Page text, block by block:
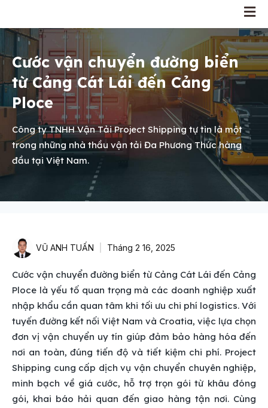
Cước vận chuyển đường biển
từ Cảng Cát Lái đến Cảng
Ploce
Công ty TNHH Vận Tải Project Shipping tự tin là một
trong những nhà thầu vận tải Đa Phương Thức hàng
đầu tại Việt Nam.
VŨ ANH TUẤN Tháng 2 16, 2025
Cước vận chuyển đường biển từ Cảng Cát Lái đến Cảng
Ploce là yếu tố quan trọng mà các doanh nghiệp xuất
nhập khẩu cần quan tâm khi tối ưu chi phí logistics. Với
tuyến đường kết nối Việt Nam và Croatia, việc lựa chọn
đơn vị vận chuyển uy tín giúp đảm bảo hàng hóa đến
nơi an toàn, đúng tiến độ và tiết kiệm chi phí. Project
Shipping cung cấp dịch vụ vận chuyển chuyên nghiệp,
minh bạch về giá cước, hỗ trợ trọn gói từ khâu đóng
gói, khai báo hải quan đến giao hàng tận nơi. Cùng